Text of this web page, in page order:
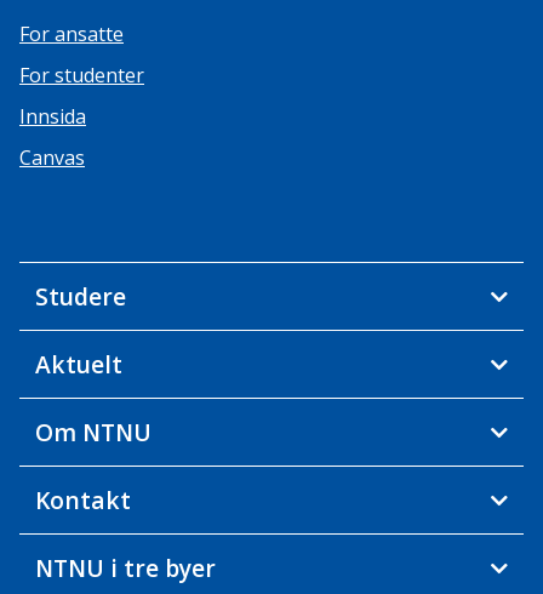
For ansatte
For studenter
Innsida
Canvas
Studere
Aktuelt
Om NTNU
Kontakt
NTNU i tre byer